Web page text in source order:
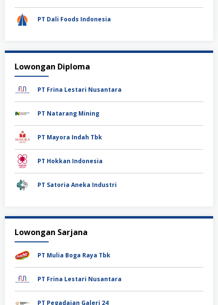
PT Dali Foods Indonesia
Lowongan Diploma
PT Frina Lestari Nusantara
PT Natarang Mining
PT Mayora Indah Tbk
PT Hokkan Indonesia
PT Satoria Aneka Industri
Lowongan Sarjana
PT Mulia Boga Raya Tbk
PT Frina Lestari Nusantara
PT Pegadaian Galeri 24